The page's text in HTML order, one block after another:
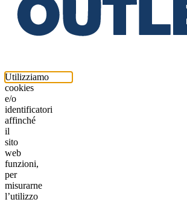
Utilizziamo
cookies
e/o
identificatori
affinché
il
sito
web
funzioni,
per
misurarne
l’utilizzo